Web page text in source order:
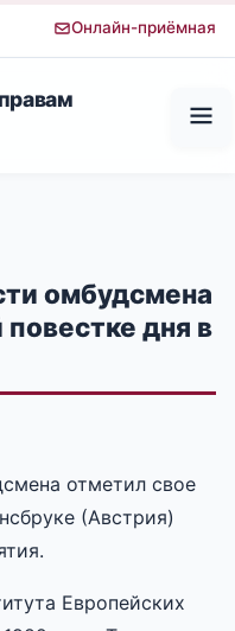
Онлайн-приёмная
омбудсмена
дня в
отметил свое
(Австрия)
Европейских